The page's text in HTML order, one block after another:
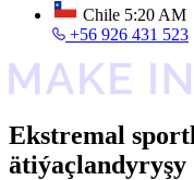
Chile 5:20 AM
+56 926 431 523
Ekstremal
ätiýaçlandyryşy